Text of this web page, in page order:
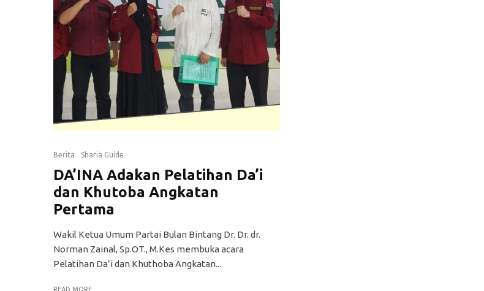
Berita Sharia Guide
DA’INA Adakan Pelatihan Da’i
dan Khutoba Angkatan
Pertama
Wakil Ketua Umum Partai Bulan Bintang Dr. Dr. dr.
Norman Zainal, Sp.OT., M.Kes membuka acara
Pelatihan Da’i dan Khuthoba Angkatan...
READ MORE